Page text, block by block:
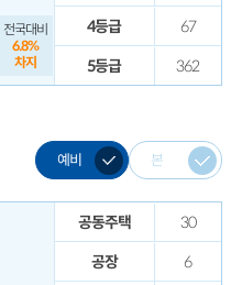
186
전국대비
6.8%
차지
4등급
67
5등급
362
예비 본
공동주택
30
공장
6